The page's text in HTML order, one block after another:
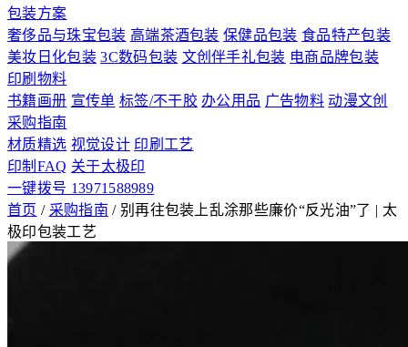
包装方案
奢侈品与珠宝包装 高端茶酒包装 保健品包装 食品特产包装
美妆日化包装 3C数码包装 文创伴手礼包装 电商品牌包装
印刷物料
书籍画册 宣传单 标签/不干胶 办公用品 广告物料 动漫文创
采购指南
材质精选 视觉设计 印刷工艺
印制FAQ 关于太极印
一键拨号 13971588989
首页 / 采购指南 / 别再往包装上乱涂那些廉价“反光油”了 | 太
极印包装工艺